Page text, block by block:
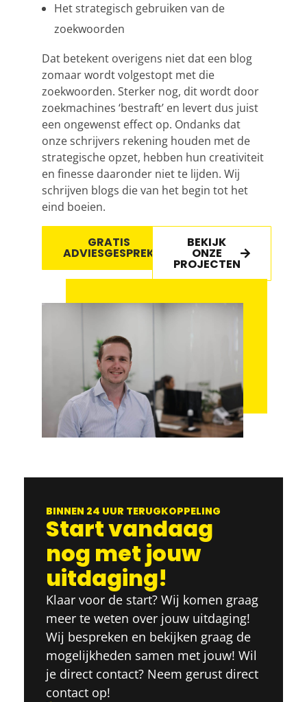
Het strategisch gebruiken van de
zoekwoorden
Dat betekent overigens niet dat een blog
zomaar wordt volgestopt met die
zoekwoorden. Sterker nog, dit wordt door
zoekmachines ‘bestraft’ en levert dus juist
een ongewenst effect op. Ondanks dat
onze schrijvers rekening houden met de
strategische opzet, hebben hun creativiteit
en finesse daaronder niet te lijden. Wij
schrijven blogs die van het begin tot het
eind boeien.
GRATIS
ADVIESGESPREK
BEKIJK
ONZE
PROJECTEN
BINNEN 24 UUR TERUGKOPPELING
Start vandaag
nog met jouw
uitdaging!
Klaar voor de start? Wij komen graag
meer te weten over jouw uitdaging!
Wij bespreken en bekijken graag de
mogelijkheden samen met jouw! Wil
je direct contact? Neem gerust direct
contact op!